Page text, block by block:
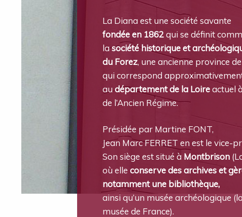
La Diana est une société savante
fondée en 1862qui se définit
lasociété historique et
du Forez, une ancienne province
qui correspond
audépartement de la Loireactuel
de l’Ancien Régime.
Présidée par Martine FONT,
Jean Marc FERRET en est le vice-
Son siège est situé à Montbrison
où elle conserve des archives et
notamment une bibliothèque,
ainsi qu’un musée archéologique
musée de France).